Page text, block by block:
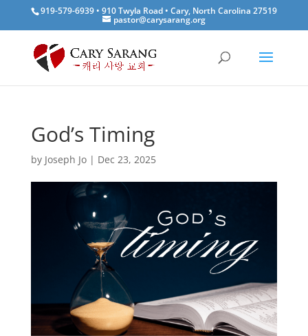
919-579-6939 • 910 Twyla Road • Cary, North Carolina 27519
pastor@carysarang.org
God’s Timing
by Joseph Jo| Dec 23, 2025